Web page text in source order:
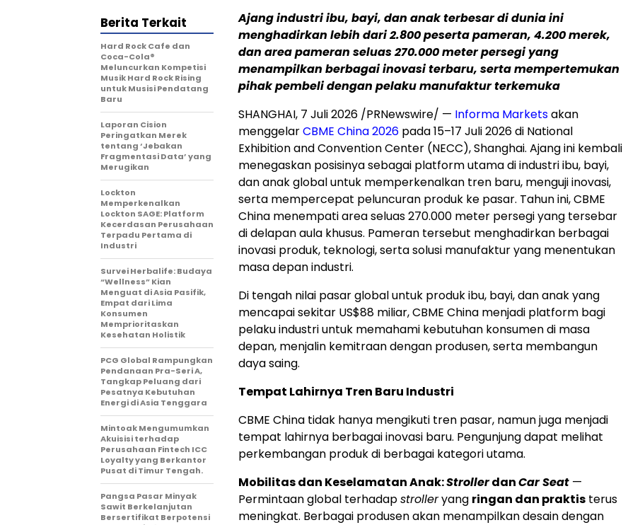
Ajang industri ibu, bayi, dan anak terbesar di dunia ini
menghadirkan lebih dari 2.800 peserta pameran, 4.200 merek,
dan area pameran seluas 270.000 meter persegi yang
menampilkan berbagai inovasi terbaru, serta mempertemukan
pihak pembeli dengan pelaku manufaktur terkemuka
SHANGHAI, 7 Juli 2026 /PRNewswire/ — Informa Marketsakan
menggelarCBME China 2026 pada 15–17 Juli 2026 di National
Exhibition and Convention Center (NECC), Shanghai. Ajang ini kembali
menegaskan posisinya sebagai platform utama di industri ibu, bayi,
dan anak global untuk memperkenalkan tren baru, menguji inovasi,
serta mempercepat peluncuran produk ke pasar. Tahun ini, CBME
China menempati area seluas 270.000 meter persegi yang tersebar
di delapan aula khusus. Pameran tersebut menghadirkan berbagai
inovasi produk, teknologi, serta solusi manufaktur yang menentukan
masa depan industri.
Di tengah nilai pasar global untuk produk ibu, bayi, dan anak yang
mencapai sekitar US$88 miliar, CBME China menjadi platform bagi
pelaku industri untuk memahami kebutuhan konsumen di masa
depan, menjalin kemitraan dengan produsen, serta membangun
daya saing.
Tempat Lahirnya Tren Baru Industri
CBME China tidak hanya mengikuti tren pasar, namun juga menjadi
tempat lahirnya berbagai inovasi baru. Pengunjung dapat melihat
perkembangan produk di berbagai kategori utama.
Mobilitas dan Keselamatan Anak:StrollerdanCar Seat —
Permintaan global terhadapstrolleryang ringan dan praktis terus
meningkat. Berbagai produsen akan menampilkan desain dengan
Berita Terkait
Hard Rock Cafe dan
Coca-Cola®
Meluncurkan Kompetisi
Musik Hard Rock Rising
untuk Musisi Pendatang
Baru
Laporan Cision
Peringatkan Merek
tentang ‘Jebakan
Fragmentasi Data’ yang
Merugikan
Lockton
Memperkenalkan
Lockton SAGE: Platform
Kecerdasan Perusahaan
Terpadu Pertama di
Industri
Survei Herbalife: Budaya
“Wellness” Kian
Menguat di Asia Pasifik,
Empat dari Lima
Konsumen
Memprioritaskan
Kesehatan Holistik
PCG Global Rampungkan
Pendanaan Pra-Seri A,
Tangkap Peluang dari
Pesatnya Kebutuhan
Energi di Asia Tenggara
Mintoak Mengumumkan
Akuisisi terhadap
Perusahaan Fintech ICC
Loyalty yang Berkantor
Pusat di Timur Tengah.
Pangsa Pasar Minyak
Sawit Berkelanjutan
Bersertifikat Berpotensi